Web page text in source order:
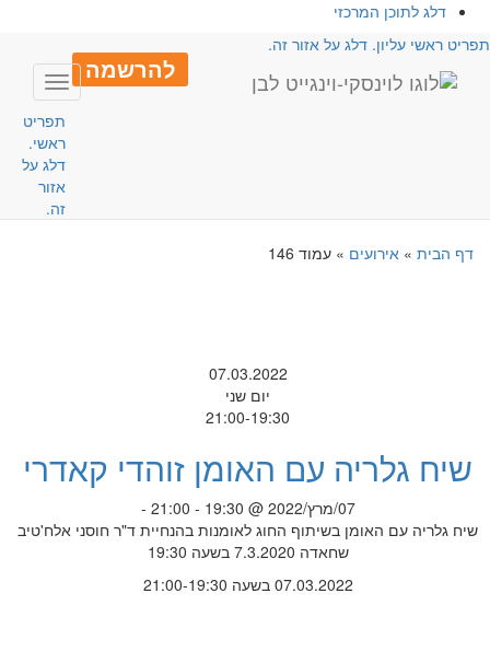
דלג לתוכן המרכזי
ראשי עליון. דלג על אזור זה.
להרשמה
Toggle
תפריט
ראשי.
דלג על
אזור
זה.
דף הבית» אירועים» עמוד 146
07.03.2022
יום שני
21:00-19:30
שיח גלריה עם האומן זוהדי קאדרי
07/מרץ/2022 @ 19:30 - 21:00 -
שיח גלריה עם האומן בשיתוף החוג לאומנות בהנחיית ד"ר חוסני אלח'טיב
שחאדה 7.3.2020 בשעה 19:30
07.03.2022 בשעה 21:00-19:30